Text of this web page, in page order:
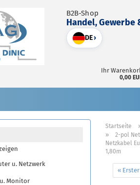
B2B-Shop
Handel, Gewerbe
DE›
Ihr
0,00
Startseite
» 2-pol
Netzkabel
1,80m
« Erster
u. Netzwerk
Monitor